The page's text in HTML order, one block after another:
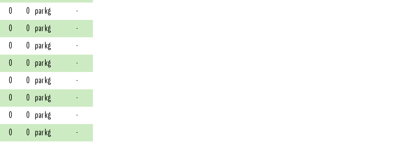
0 0 par kg
-
0 0 par kg
-
0 0 par kg
-
0 0 par kg
-
0 0 par kg
-
0 0 par kg
-
0 0 par kg
-
0 0 par kg
-